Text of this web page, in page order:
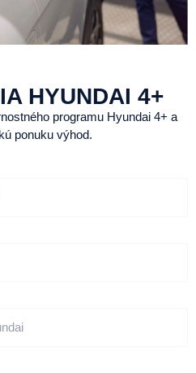
HYUNDAI 4+
programu Hyundai 4+ a
ponuku výhod.